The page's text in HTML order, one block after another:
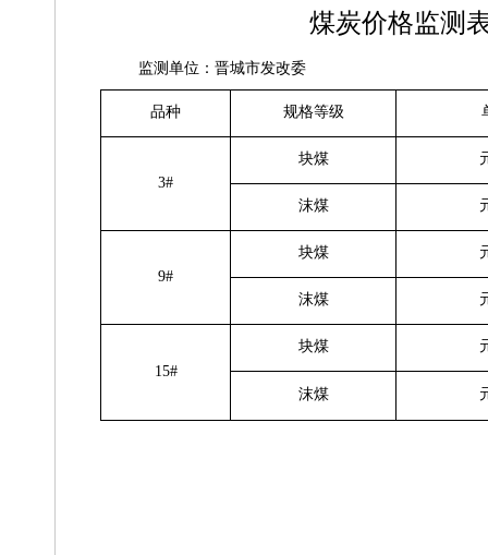
煤炭价格监测
监测单位：晋城市发改委
品种 规格等级
3#
块煤
沫煤
9#
块煤
沫煤
15#
块煤
沫煤